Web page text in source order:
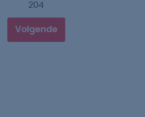
204
Volgende